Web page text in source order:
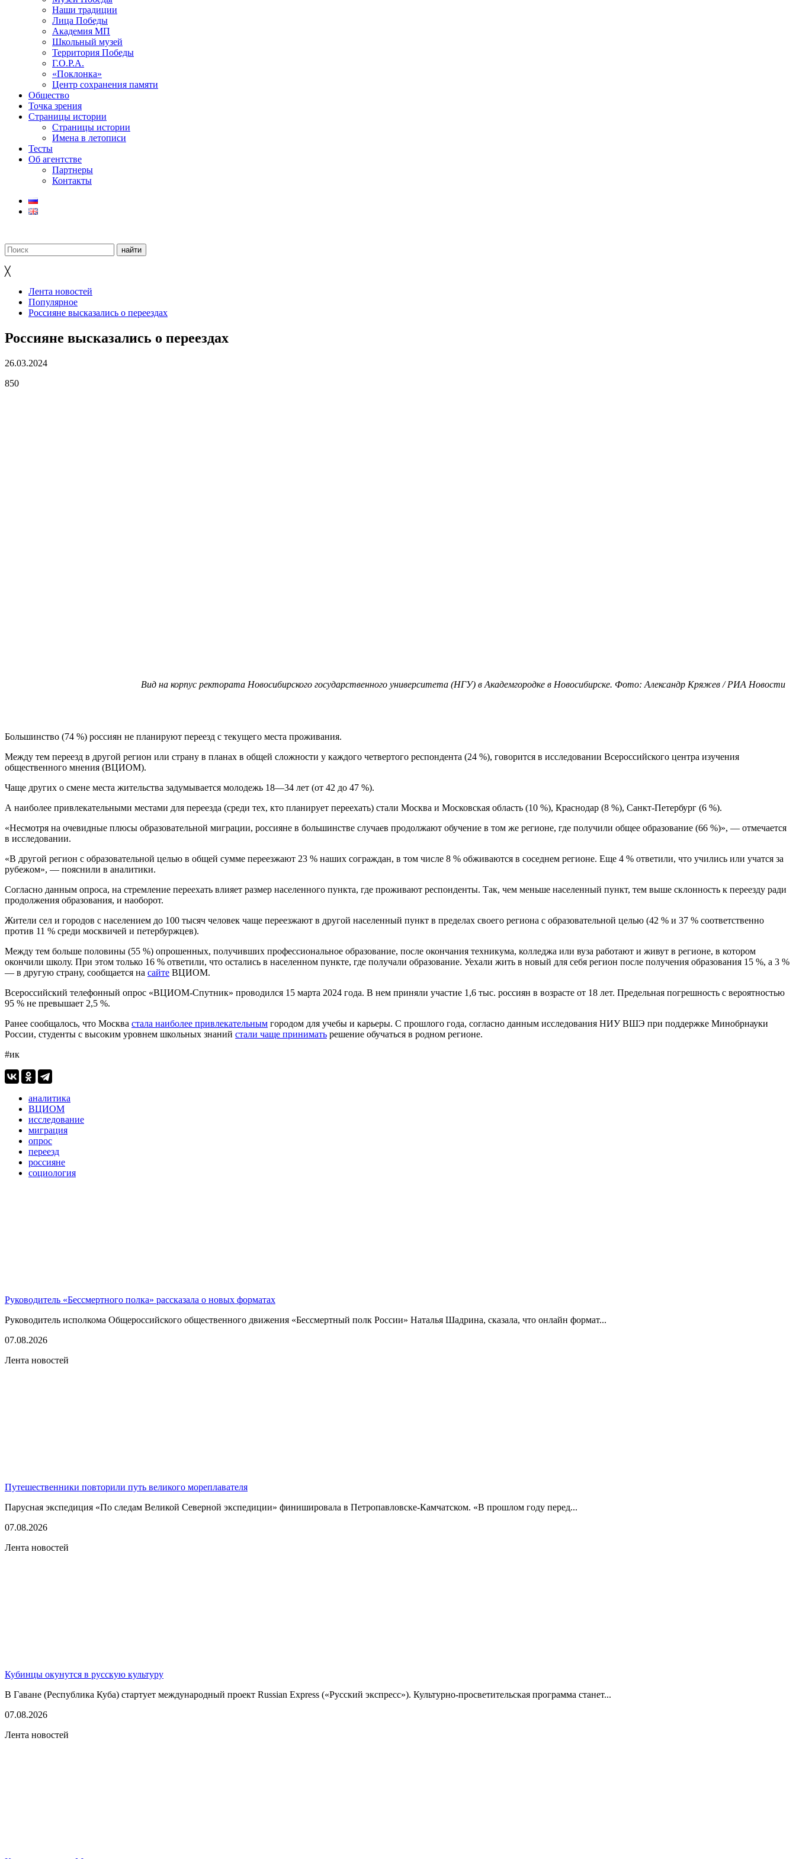
Наши традиции
Лица Победы
Академия МП
Школьный музей
Территория Победы
Г.О.Р.А.
«Поклонка»
Центр сохранения памяти
Общество
Точка зрения
Страницы истории
Страницы истории
Имена в летописи
Тесты
Об агентстве
Партнеры
Контакты
╳
Лента новостей
Популярное
Россияне высказались о переездах
Россияне высказались о переездах
26.03.2024
850
Вид на корпус ректората Новосибирского государственного университета (НГУ) в Академгородке в Новосибирске. Фото: Александр Кряжев / РИА Новости
Большинство (74 %) россиян не планируют переезд с текущего места проживания.
Между тем переезд в другой регион или страну в планах в общей сложности у каждого четвертого респондента (24 %), говорится в исследовании Всероссийского центра изучения
общественного мнения (ВЦИОМ).
Чаще других о смене места жительства задумывается молодежь 18—34 лет (от 42 до 47 %).
А наиболее привлекательными местами для переезда (среди тех, кто планирует переехать) стали Москва и Московская область (10 %), Краснодар (8 %), Санкт-Петербург (6 %).
«Несмотря на очевидные плюсы образовательной миграции, россияне в большинстве случаев продолжают обучение в том же регионе, где получили общее образование (66 %)», — отмечается
в исследовании.
«В другой регион с образовательной целью в общей сумме переезжают 23 % наших сограждан, в том числе 8 % обживаются в соседнем регионе. Еще 4 % ответили, что учились или учатся за
рубежом», — пояснили в аналитики.
Согласно данным опроса, на стремление переехать влияет размер населенного пункта, где проживают респонденты. Так, чем меньше населенный пункт, тем выше склонность к переезду ради
продолжения образования, и наоборот.
Жители сел и городов с населением до 100 тысяч человек чаще переезжают в другой населенный пункт в пределах своего региона с образовательной целью (42 % и 37 % соответственно
против 11 % среди москвичей и петербуржцев).
Между тем больше половины (55 %) опрошенных, получивших профессиональное образование, после окончания техникума, колледжа или вуза работают и живут в регионе, в котором
окончили школу. При этом только 16 % ответили, что остались в населенном пункте, где получали образование. Уехали жить в новый для себя регион после получения образования 15 %, а 3 %
— в другую страну, сообщается на сайте ВЦИОМ.
Всероссийский телефонный опрос «ВЦИОМ-Спутник» проводился 15 марта 2024 года. В нем приняли участие 1,6 тыс. россиян в возрасте от 18 лет. Предельная погрешность с вероятностью
95 % не превышает 2,5 %.
Ранее сообщалось, что Москва стала наиболее привлекательным городом для учебы и карьеры. С прошлого года, согласно данным исследования НИУ ВШЭ при поддержке Минобрнауки
России, студенты с высоким уровнем школьных знаний стали чаще принимать решение обучаться в родном регионе.
#ик
аналитика
ВЦИОМ
исследование
миграция
опрос
переезд
россияне
социология
Руководитель «Бессмертного полка» рассказала о новых форматах
Руководитель исполкома Общероссийского общественного движения «Бессмертный полк России» Наталья Шадрина, сказала, что онлайн формат...
07.08.2026
Лента новостей
Путешественники повторили путь великого мореплавателя
Парусная экспедиция «По следам Великой Северной экспедиции» финишировала в Петропавловске-Камчатском. «В прошлом году перед...
07.08.2026
Лента новостей
Кубинцы окунутся в русскую культуру
В Гаване (Республика Куба) стартует международный проект Russian Express («Русский экспресс»). Культурно-просветительская программа станет...
07.08.2026
Лента новостей